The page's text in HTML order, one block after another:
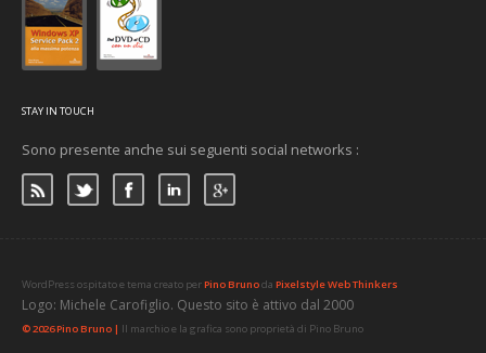
STAY IN TOUCH
Sono presente anche sui seguenti social networks :
WordPress ospitato e tema creato perPino Brunoda Pixelstyle Web Thinkers
Logo: Michele Carofiglio. Questo sito è attivo dal 2000
© 2026 Pino Bruno | Il marchio e la grafica sono proprietà di Pino Bruno